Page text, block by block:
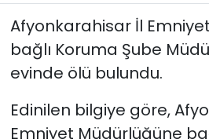
Afyonkarahisar İl
bağlı Koruma Şube
evinde ölü bulundu.
Edinilen bilgiye göre,
Emniyet Müdürlüğüne